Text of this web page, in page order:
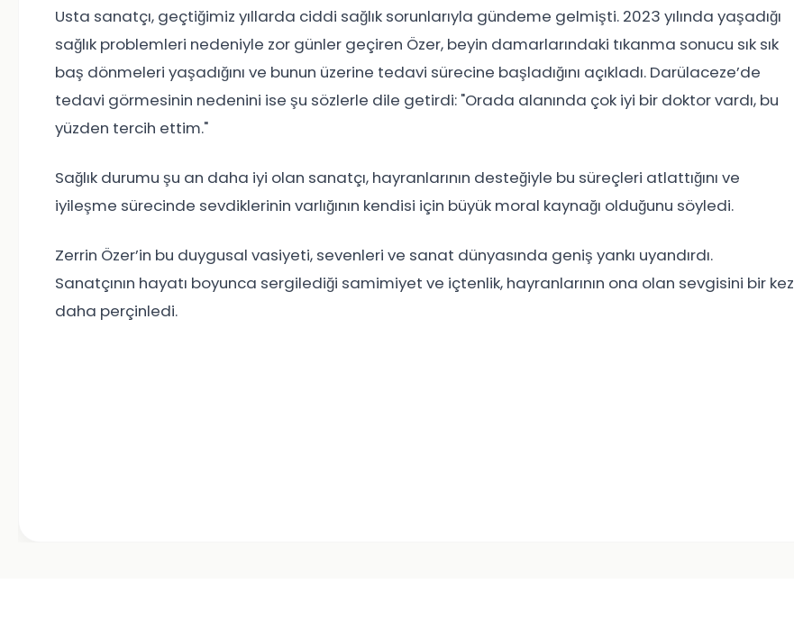
Usta sanatçı, geçtiğimiz yıllarda ciddi sağlık sorunlarıyla gündeme gelmişti. 2023 yılında yaşadığı
sağlık problemleri nedeniyle zor günler geçiren Özer, beyin damarlarındaki tıkanma sonucu sık sık
baş dönmeleri yaşadığını ve bunun üzerine tedavi sürecine başladığını açıkladı. Darülaceze’de
tedavi görmesinin nedenini ise şu sözlerle dile getirdi: "Orada alanında çok iyi bir doktor vardı, bu
yüzden tercih ettim."
Sağlık durumu şu an daha iyi olan sanatçı, hayranlarının desteğiyle bu süreçleri atlattığını ve
iyileşme sürecinde sevdiklerinin varlığının kendisi için büyük moral kaynağı olduğunu söyledi.
Zerrin Özer’in bu duygusal vasiyeti, sevenleri ve sanat dünyasında geniş yankı uyandırdı.
Sanatçının hayatı boyunca sergilediği samimiyet ve içtenlik, hayranlarının ona olan sevgisini bir kez
daha perçinledi.